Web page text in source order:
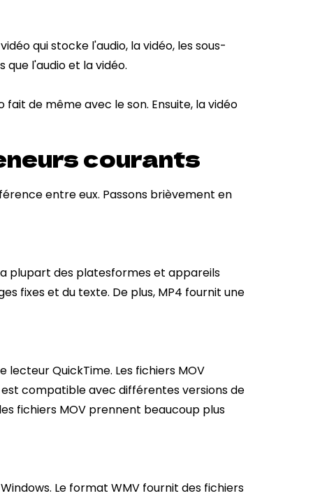
qui stocke l'audio, la vidéo, les sous-
l'audio et la vidéo.
de même avec le son. Ensuite, la vidéo
courants
entre eux. Passons brièvement en
plupart des platesformes et appareils
fixes et du texte. De plus, MP4 fournit une
QuickTime. Les fichiers MOV
compatible avec différentes versions de
fichiers MOV prennent beaucoup plus
Le format WMV fournit des fichiers